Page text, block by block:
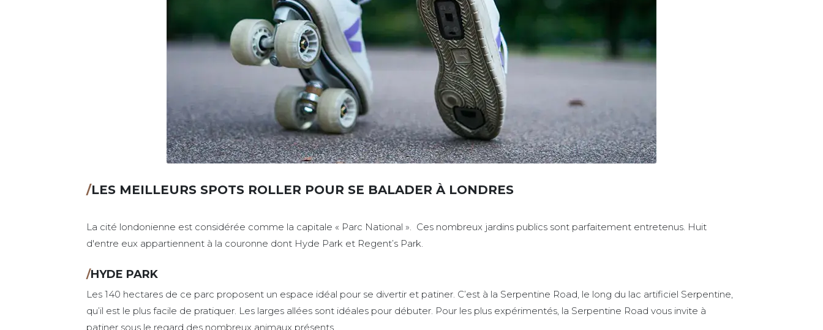
/LES MEILLEURS SPOTS ROLLER POUR SE BALADER À LONDRES
La cité londonienne est considérée comme la capitale « Parc National ». Ces nombreux jardins publics sont parfaitement entretenus. Huit
d'entre eux appartiennent à la couronne dont Hyde Park et Regent’s Park.
/HYDE PARK
Les 140 hectares de ce parc proposent un espace idéal pour se divertir et patiner. C’est à la Serpentine Road, le long du lac artificiel Serpentine,
qu’il est le plus facile de pratiquer. Les larges allées sont idéales pour débuter. Pour les plus expérimentés, la Serpentine Road vous invite à
patiner sous le regard des nombreux animaux présents.